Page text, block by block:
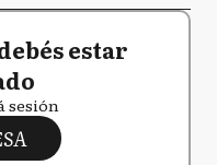
estar
sesión